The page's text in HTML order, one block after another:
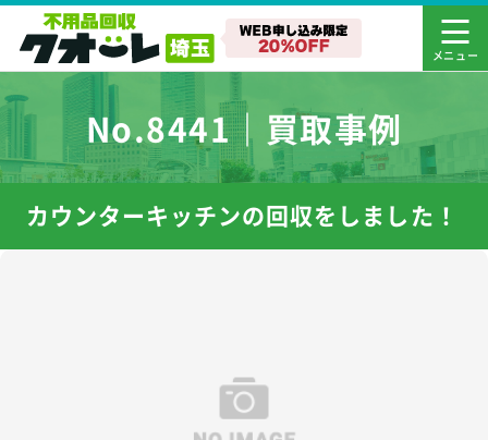
No.8441｜買取事例
カウンターキッチンの回収をしました！